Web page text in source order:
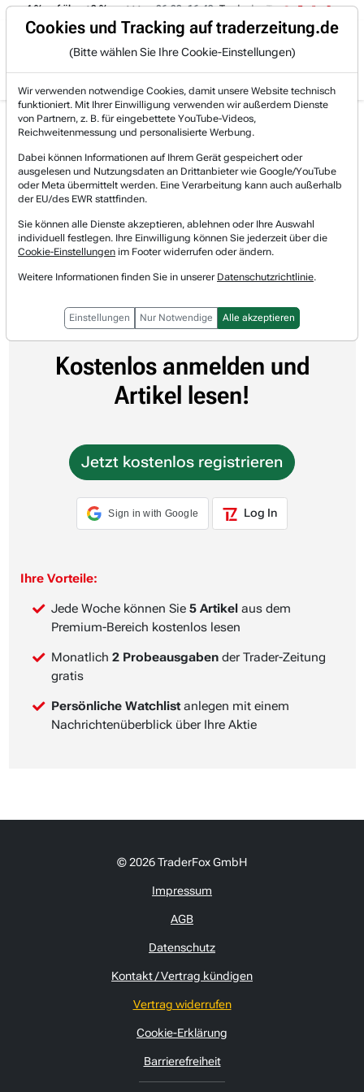
Trading-Room
-4 % auf über +3 %. 06.08. 16:49 Trade des Tages
Gratis Account Login
Home Newsticker MT Newswires
Alle anderen Kategorien
LiveOne erweitert Zusammenarbeit bei Auto-Unterhal...
LiveOne erweitert
Zusammenarbeit bei Auto-
Unterhaltungsplattform mit AT&T
MT Newswires
03.06.2026 um 17:09 Uhr
Lesedauer: 0 Minute
Kostenlos anmelden und
Artikel lesen!
Jetzt kostenlos registrieren
Sign in with Google Log In
Ihre Vorteile:
Jede Woche können Sie 5 Artikel aus dem
Premium-Bereich kostenlos lesen
Monatlich 2 Probeausgaben der Trader-Zeitung
gratis
Persönliche Watchlist anlegen mit einem
Nachrichtenüberblick über Ihre Aktie
© 2026 TraderFox GmbH
Impressum
AGB
Datenschutz
Kontakt / Vertrag kündigen
Vertrag widerrufen
Cookie-Erklärung
Barrierefreiheit
Cookies und Tracking auf traderzeitung.de
(Bitte wählen Sie Ihre Cookie-Einstellungen)
Wir verwenden notwendige Cookies, damit unsere Website technisch
funktioniert. Mit Ihrer Einwilligung verwenden wir außerdem Dienste
von Partnern, z. B. für eingebettete YouTube-Videos,
Reichweitenmessung und personalisierte Werbung.
Dabei können Informationen auf Ihrem Gerät gespeichert oder
ausgelesen und Nutzungsdaten an Drittanbieter wie Google/YouTube
oder Meta übermittelt werden. Eine Verarbeitung kann auch außerhalb
der EU/des EWR stattfinden.
Sie können alle Dienste akzeptieren, ablehnen oder Ihre Auswahl
individuell festlegen. Ihre Einwilligung können Sie jederzeit über die
Cookie-Einstellungen im Footer widerrufen oder ändern.
Weitere Informationen finden Sie in unserer Datenschutzrichtlinie.
Einstellungen Nur Notwendige Alle akzeptieren